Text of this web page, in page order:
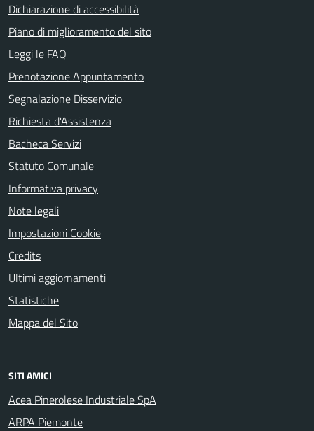
Dichiarazione di accessibilità
Piano di miglioramento del sito
Leggi le FAQ
Prenotazione Appuntamento
Segnalazione Disservizio
Richiesta d'Assistenza
Bacheca Servizi
Statuto Comunale
Informativa privacy
Note legali
Impostazioni Cookie
Credits
Ultimi aggiornamenti
Statistiche
Mappa del Sito
SITI AMICI
Acea Pinerolese Industriale SpA
ARPA Piemonte